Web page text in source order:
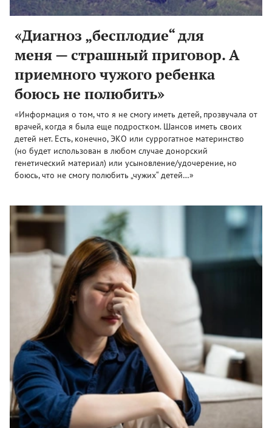
«Диагноз „бесплодие“ для
меня — страшный приговор. А
приемного чужого ребенка
боюсь не полюбить»
«Информация о том, что я не смогу иметь детей, прозвучала от
врачей, когда я была еще подростком. Шансов иметь своих
детей нет. Есть, конечно, ЭКО или суррогатное материнство
(но будет использован в любом случае донорский
генетический материал) или усыновление/удочерение, но
боюсь, что не смогу полюбить „чужих“ детей…»